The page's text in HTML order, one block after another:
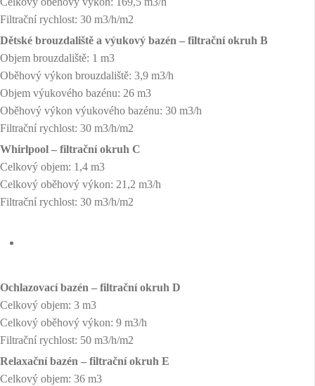
Filtrační rychlost: 30 m3/h/m2
Dětské brouzdaliště a výukový bazén – filtrační okruh B
Objem brouzdaliště: 1 m3
Oběhový výkon brouzdaliště: 3,9 m3/h
Objem výukového bazénu: 26 m3
Oběhový výkon výukového bazénu: 30 m3/h
Filtrační rychlost: 30 m3/h/m2
Whirlpool – filtrační okruh C
Celkový objem: 1,4 m3
Celkový oběhový výkon: 21,2 m3/h
Filtrační rychlost: 30 m3/h/m2
Ochlazovací bazén – filtrační okruh D
Celkový objem: 3 m3
Celkový oběhový výkon: 9 m3/h
Filtrační rychlost: 50 m3/h/m2
Relaxační bazén – filtrační okruh E
Celkový objem: 36 m3